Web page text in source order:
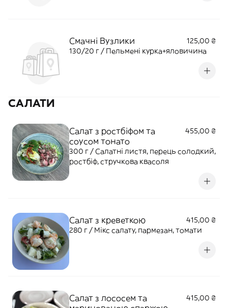
Смачні Вузлики
125,00 ₴
130/20 г / Пельмені курка+яловичина
САЛАТИ
Салат з ростбіфом та
соусом тонато
455,00 ₴
300 г / Салатні листя, перець солодкий,
ростбіф, стручкова квасоля
Салат з креветкою
415,00 ₴
280 г / Мікс салату, пармезан, томати
Салат з лососем та
415,00 ₴